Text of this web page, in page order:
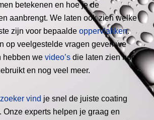
betekenen en hoe je de
aanbrengt. We laten ook zien welke
zijn voor bepaalde oppervlakken.
op veelgestelde vragen geven we
hebben we video’s die laten zien hoe
en nog veel meer.
vind je snel de juiste coating
Onze experts helpen je graag en